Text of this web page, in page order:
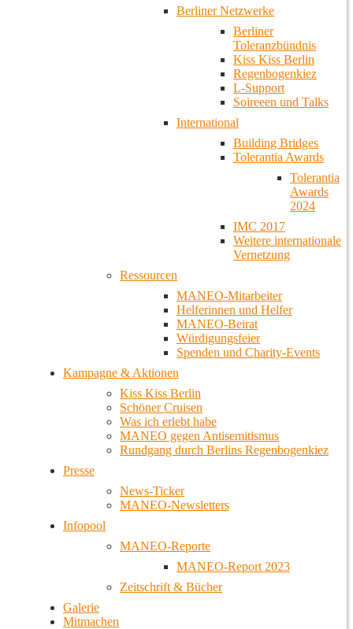
Berliner Netzwerke
Berliner
Toleranzbündnis
Kiss Kiss Berlin
Regenbogenkiez
L-Support
Soireeen und Talks
International
Building Bridges
Tolerantia Awards
Tolerantia
Awards
2024
IMC 2017
Weitere internationale
Vernetzung
Ressourcen
MANEO-Mitarbeiter
Helferinnen und Helfer
MANEO-Beirat
Würdigungsfeier
Spenden und Charity-Events
Kampagne & Aktionen
Kiss Kiss Berlin
Schöner Cruisen
Was ich erlebt habe
MANEO gegen Antisemitismus
Rundgang durch Berlins Regenbogenkiez
Presse
News-Ticker
MANEO-Newsletters
Infopool
MANEO-Reporte
MANEO-Report 2023
Zeitschrift & Bücher
Galerie
Mitmachen